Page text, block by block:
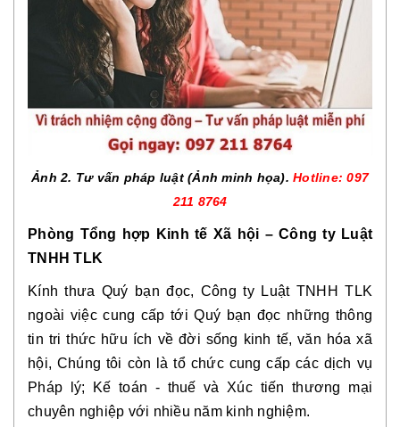
Ảnh 2. Tư vấn pháp luật (Ảnh minh họa). Hotline: 097
211 8764
Phòng Tổng hợp Kinh tế Xã hội – Công ty Luật
TNHH TLK
Kính thưa Quý bạn đọc, Công ty Luật TNHH TLK
ngoài việc cung cấp tới Quý bạn đọc những thông
tin tri thức hữu ích về đời sống kinh tế, văn hóa xã
hội, Chúng tôi còn là tổ chức cung cấp các dịch vụ
Pháp lý; Kế toán - thuế và Xúc tiến thương mại
chuyên nghiệp với nhiều năm kinh nghiệm.